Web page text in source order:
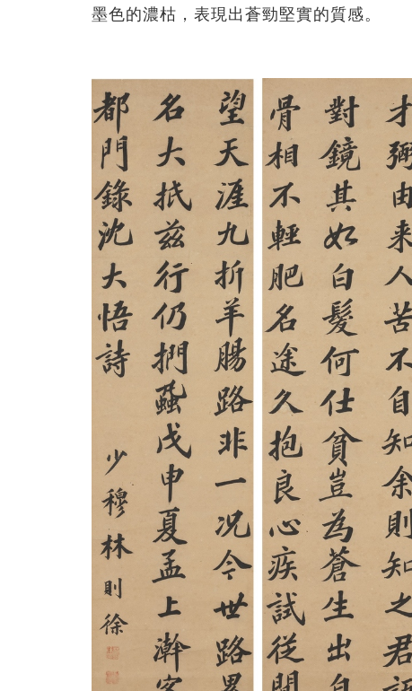
墨色的濃枯，表現出蒼勁堅實的質感。